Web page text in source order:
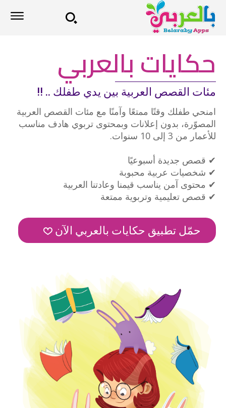
حكايات بالعربي
مئات القصص العربية بين يدي طفلك .. !!
امنحي طفلك وقتًا ممتعًا وآمنًا مع مئات القصص العربية
المصوّرة، بدون إعلانات وبمحتوى تربوي هادف مناسب
للأعمار من 3 إلى 10 سنوات.
✔ قصص جديدة أسبوعيًا
✔ شخصيات عربية محبوبة
✔ محتوى آمن يناسب قيمنا وعادتنا العربية
✔ قصص تعليمية وتربوية ممتعة
حمّل تطبيق حكايات بالعربي الآن